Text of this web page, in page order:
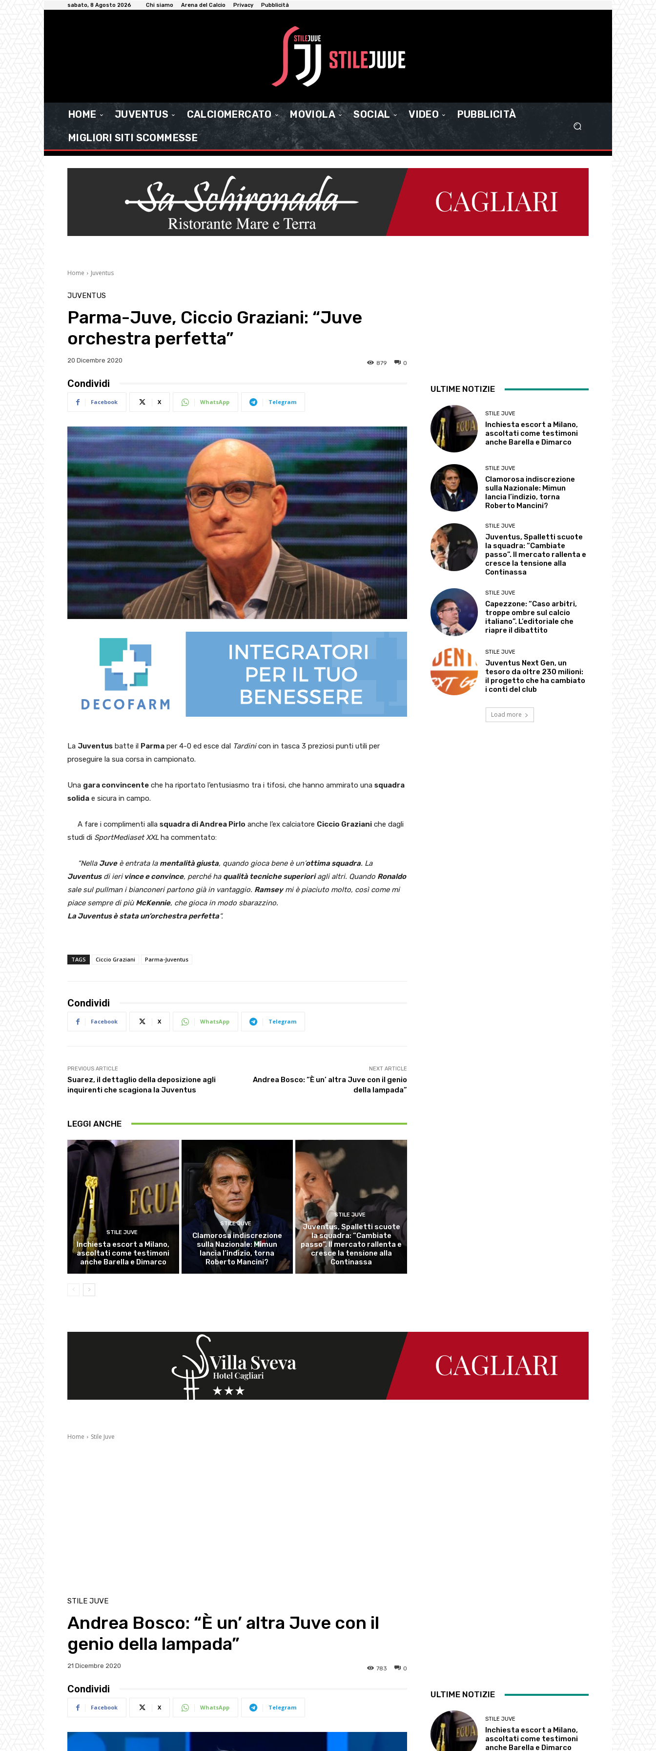
sabato, 8 Agosto 2026 Chi siamo Arena del Calcio Privacy Pubblicità
HOME JUVENTUS CALCIOMERCATO MOVIOLA SOCIAL VIDEO
PUBBLICITÀ
MIGLIORI SITI SCOMMESSE
Home Juventus
JUVENTUS
Parma-Juve, Ciccio Graziani: “Juve
orchestra perfetta”
20 Dicembre 2020 0
879
Condividi
Facebook X WhatsApp Telegram
La Juventus batte il Parma per 4-0 ed esce dal Tardinicon in tasca 3 preziosi punti utili per
proseguire la sua corsa in campionato.
Una gara convincente che ha riportato l’entusiasmo tra i tifosi, che hanno ammirato una squadra
solida e sicura in campo.
A fare i complimenti alla squadra di Andrea Pirlo anche l’ex calciatore Ciccio Graziani che dagli
studi di SportMediaset XXLha commentato:
“Nella Juveè entrata la mentalità giusta, quando gioca bene è un’ottima squadra. La
Juventusdi ierivince e convince, perché ha qualità tecniche superioriagli altri. Quando Ronaldo
sale sul pullman i bianconeri partono già in vantaggio. Ramseymi è piaciuto molto, così come mi
piace sempre di più McKennie, che gioca in modo sbarazzino.
La Juventus è stata un’orchestra perfetta“.
TAGS Ciccio Graziani Parma-Juventus
Condividi
Facebook X WhatsApp Telegram
PREVIOUS ARTICLE
Suarez, il dettaglio della deposizione agli
inquirenti che scagiona la Juventus
NEXT ARTICLE
Andrea Bosco: “È un’ altra Juve con il genio
della lampada”
LEGGI ANCHE
STILE JUVE
Inchiesta escort a Milano,
ascoltati come testimoni
anche Barella e Dimarco
STILE JUVE
Clamorosa indiscrezione
sulla Nazionale: Mimun
lancia l’indizio, torna
Roberto Mancini?
STILE JUVE
Juventus, Spalletti scuote
la squadra: “Cambiate
passo”. Il mercato rallenta e
cresce la tensione alla
Continassa
ULTIME NOTIZIE
STILE JUVE
Inchiesta escort a Milano,
ascoltati come testimoni
anche Barella e Dimarco
STILE JUVE
Clamorosa indiscrezione
sulla Nazionale: Mimun
lancia l’indizio, torna
Roberto Mancini?
STILE JUVE
Juventus, Spalletti scuote
la squadra: “Cambiate
passo”. Il mercato rallenta e
cresce la tensione alla
Continassa
STILE JUVE
Capezzone: “Caso arbitri,
troppe ombre sul calcio
italiano”. L’editoriale che
riapre il dibattito
STILE JUVE
Juventus Next Gen, un
tesoro da oltre 230 milioni:
il progetto che ha cambiato
i conti del club
Load more